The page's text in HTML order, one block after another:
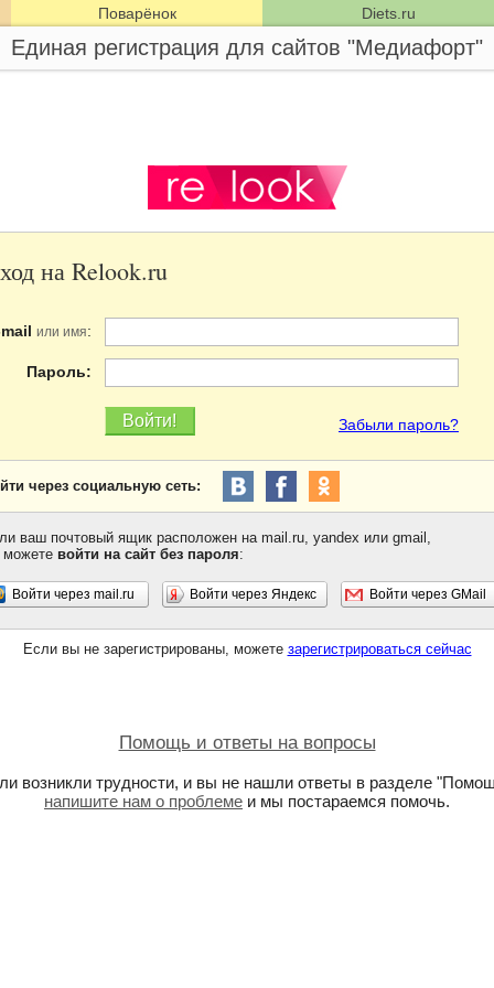
Поварёнок Diets.ru
Единая регистрация для сайтов "Медиафорт"
на Relook.ru
или имя:
Пароль:
Забыли пароль?
через социальную сеть:
ваш почтовый ящик расположен на mail.ru, yandex или gmail,
можете войти на сайт без пароля:
Войти через mail.ru Войти через Яндекс Войти через GMail
Если вы не зарегистрированы, можете зарегистрироваться сейчас
Помощь и ответы на вопросы
возникли трудности, и вы не нашли ответы в разделе
напишите нам о проблеме и мы постараемся помочь.